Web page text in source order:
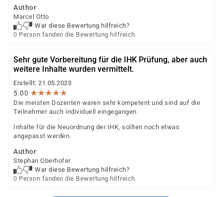
Author
Marcel Otto
War diese Bewertung hilfreich?
0 Person fanden die Bewertung hilfreich
Sehr gute Vorbereitung für die IHK Prüfung, aber auch
weitere Inhalte wurden vermittelt.
Erstellt: 21.05.2023
5.00 ★★★★★
★★★★★
Die meisten Dozenten waren sehr kompetent und sind auf die
Teilnehmer auch individuell eingegangen.
Inhalte für die Neuordnung der IHK, sollten noch etwas
angepasst werden.
Author
Stephan Oberhofer
War diese Bewertung hilfreich?
0 Person fanden die Bewertung hilfreich